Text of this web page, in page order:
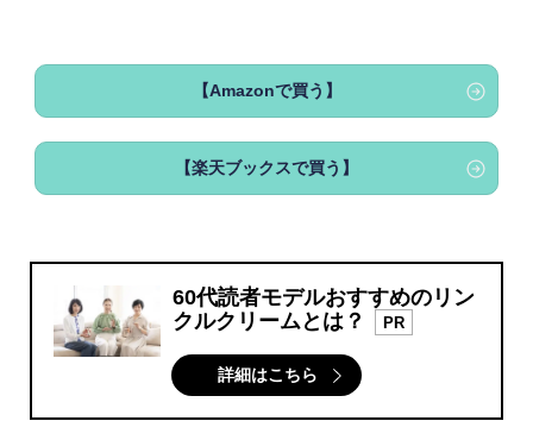
【Amazonで買う】
【楽天ブックスで買う】
60代読者モデルおすすめのリン
クルクリームとは？
PR
詳細はこちら